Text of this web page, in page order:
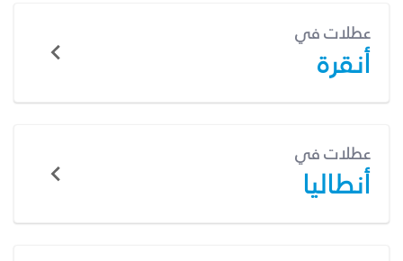
عطلات في
أنقرة
عطلات في
أنطاليا